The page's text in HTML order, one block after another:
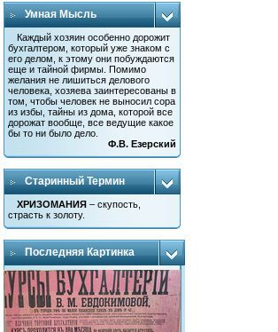
Умная Мысль
Каждый хозяин особенно дорожит
бухгалтером, который уже знаком с
его делом, к этому они побуждаются
еще и тайной фирмы. Помимо
желания не лишиться делового
человека, хозяева заинтересованы в
том, чтобы человек не выносил сора
из избы, тайны из дома, которой все
дорожат вообще, все ведущие какое
бы то ни было дело.
Ф.В. Езерский
Старинный Термин
ХРИЗОМАНИЯ – скупость,
страсть к золоту.
Последняя Картинка